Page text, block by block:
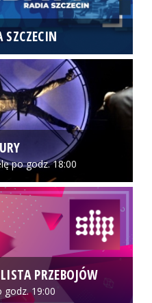
SZCZECIN
po godz. 18:00
PRZEBOJÓW
godz. 19:00